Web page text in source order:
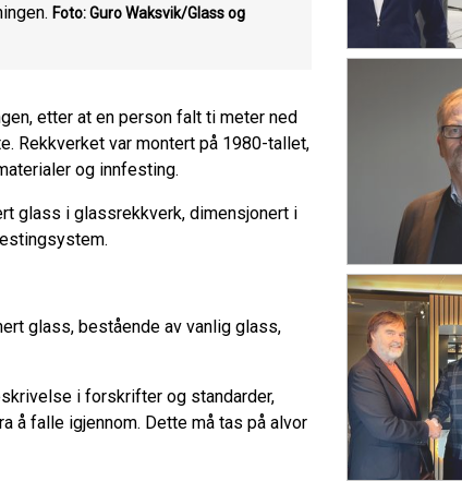
Foto: Guro Waksvik/Glass og
etter at en person falt ti meter ned
Rekkverket var montert på 1980-tallet,
og innfesting.
glass i glassrekkverk, dimensjonert i
glass, bestående av vanlig glass,
i forskrifter og standarder,
å falle igjennom. Dette må tas på alvor